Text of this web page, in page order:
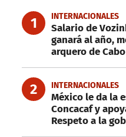
1 INTERNACIONALES
Salario de
ganará al año,
arquero de
2 INTERNACIONALES
México le da la
Concacaf y
Respeto a la